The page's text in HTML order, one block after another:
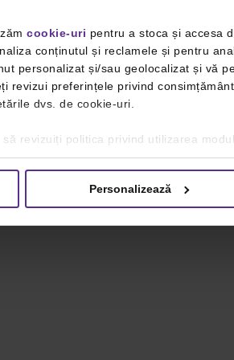
cookie-uri pentru a stoca și accesa
conținutul și reclamele și pentru
personalizat și/sau geolocalizat și vă
revizui preferințele privind
dvs. de cookie-uri.
revizuiți politica privind utilizarea
Personalizează